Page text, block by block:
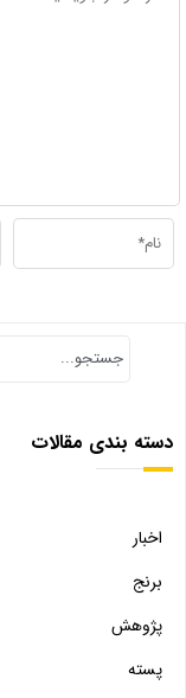
دسته بندی مقالات
اخبار
برنج
پژوهش
پسته